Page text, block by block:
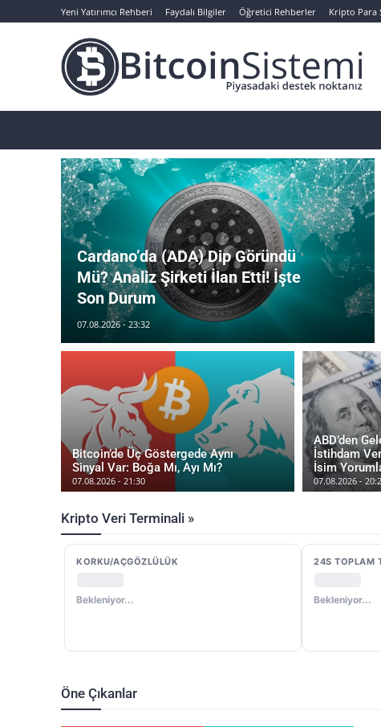
Yeni Yatırımcı Rehberi Faydalı Bilgiler Öğretici Rehberler Kripto Para
Cardano’da (ADA) Dip Göründü
Mü? Analiz Şirketi İlan Etti! İşte
Son Durum
07.08.2026 - 23:32
Bitcoin’de Üç Göstergede Aynı
Sinyal Var: Boğa Mı, Ayı Mı?
07.08.2026 - 21:30
ABD’den
İstihdam
İsim
07.08.2026 -
Kripto Veri Terminali »
KORKU/AÇGÖZLÜLÜK
Bekleniyor...
24S TOPLAM
Bekleniyor...
Öne Çıkanlar